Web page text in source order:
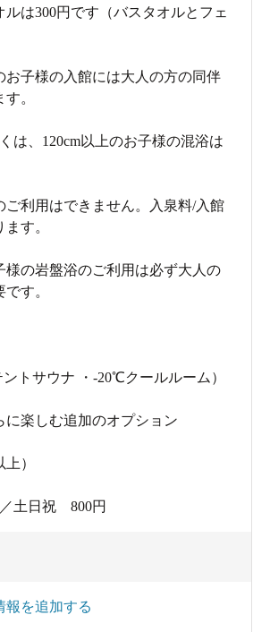
は300円です（バスタオルとフェ
子様の入館には大人の方の同伴
。
は、120cm以上のお子様の混浴は
利用はできません。入泉料/入館
す。
の岩盤浴のご利用は必ず大人の
す。
ントサウナ ・-20℃クールルーム）
楽しむ追加のオプション
）
土日祝 800円
報を追加する